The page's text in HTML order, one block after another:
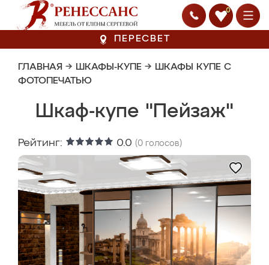
0
ПЕРЕСВЕТ
ГЛАВНАЯ → ШКАФЫ-КУПЕ → ШКАФЫ КУПЕ С
ФОТОПЕЧАТЬЮ
Шкаф-купе "Пейзаж"
Рейтинг: 0.0 (0 голосов)